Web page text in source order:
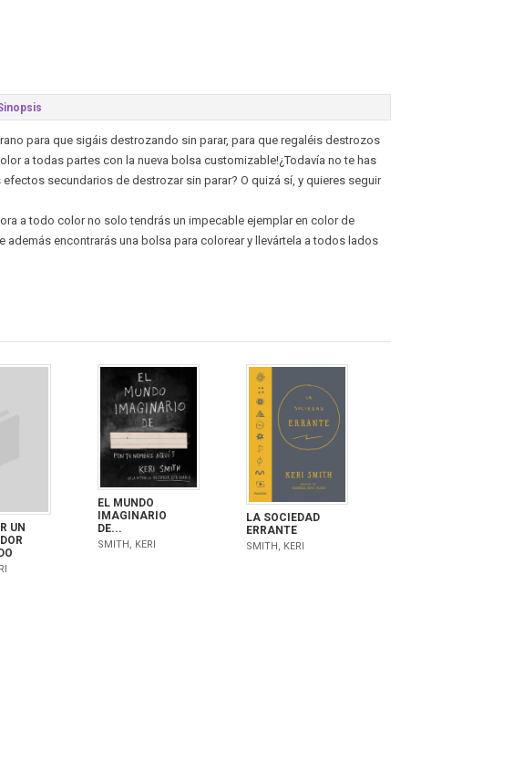
para que sigáis destrozando sin parar, para que regaléis destrozos
a todas partes con la nueva bolsa customizable!¿Todavía no te has
secundarios de destrozar sin parar? O quizá sí, y quieres seguir
a todo color no solo tendrás un impecable ejemplar en color de
encontrarás una bolsa para colorear y llevártela a todos lados
UN
EL MUNDO
IMAGINARIO
DE...
SMITH, KERI
LA SOCIEDAD
ERRANTE
SMITH, KERI